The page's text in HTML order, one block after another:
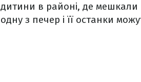
дитини в районі, де мешкали
одну з печер і її останки